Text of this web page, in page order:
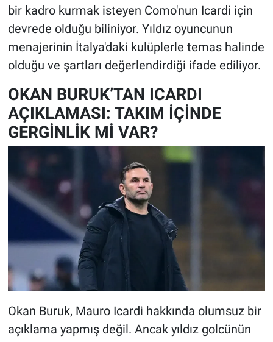
bir kadro kurmak isteyen Como'nun Icardi için
devrede olduğu biliniyor. Yıldız oyuncunun
menajerinin İtalya'daki kulüplerle temas halinde
olduğu ve şartları değerlendirdiği ifade ediliyor.
OKAN BURUK’TAN ICARDI
AÇIKLAMASI: TAKIM İÇİNDE
GERGİNLİK Mİ VAR?
Okan Buruk, Mauro Icardi hakkında olumsuz bir
açıklama yapmış değil. Ancak yıldız golcünün